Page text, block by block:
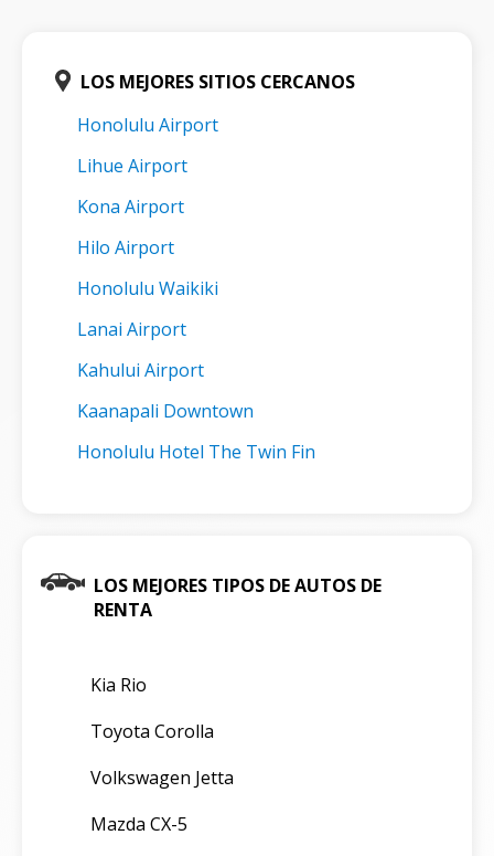
LOS MEJORES SITIOS CERCANOS
Honolulu Airport
Lihue Airport
Kona Airport
Hilo Airport
Honolulu Waikiki
Lanai Airport
Kahului Airport
Kaanapali Downtown
Honolulu Hotel The Twin Fin
LOS MEJORES TIPOS DE AUTOS DE
RENTA
Kia Rio
Toyota Corolla
Volkswagen Jetta
Mazda CX-5